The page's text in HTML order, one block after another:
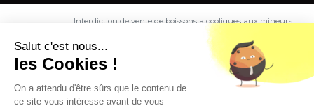
Interdiction de vente de boissons alcooliques aux mineurs
est exigée au moment de la vente en ligne.
CODE DE LA SANTE PUBLIQUE, ART. L. 3342-1 et L. 3353-3
L'abus d'alcool est dangereux pour la santé. Sachez
Salut c'est nous...
les Cookies !
On a attendu d'être sûrs que le contenu de
ce site vous intéresse avant de vous